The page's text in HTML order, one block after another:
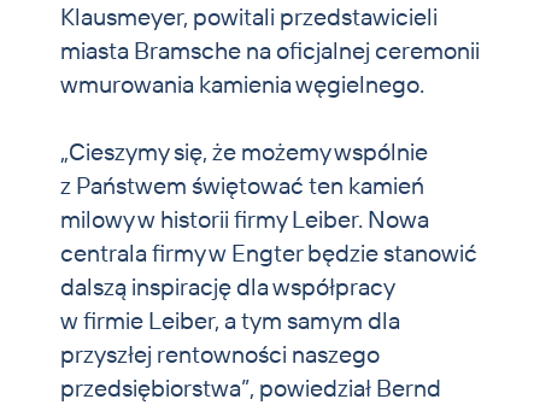
Klausmeyer, powitali przedstawicieli
miasta Bramsche na oficjalnej ceremonii
wmurowania kamienia węgielnego.
„Cieszymy się, że możemy wspólnie
z Państwem świętować ten kamień
milowy w historii firmy Leiber. Nowa
centrala firmy w Engter będzie stanowić
dalszą inspirację dla współpracy
w firmie Leiber, a tym samym dla
przyszłej rentowności naszego
przedsiębiorstwa”, powiedział Bernd